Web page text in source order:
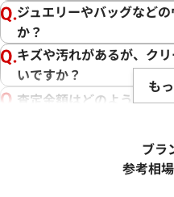
ジュエリーやバッグなど
か？
キズや汚れがあるが、ク
いですか？
査定金額はどのように決
売却するか悩んでいるの
も
ブラ
参考相